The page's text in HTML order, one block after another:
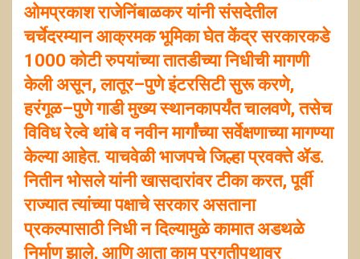
ओमप्रकाश राजेनिंबाळकर यांनी संसदेतील
चर्चेदरम्यान आक्रमक भूमिका घेत केंद्र सरकारकडे
1000 कोटी रुपयांच्या तातडीच्या निधीची मागणी
केली असून, लातूर–पुणे इंटरसिटी सुरू करणे,
हरंगूळ–पुणे गाडी मुख्य स्थानकापर्यंत चालवणे, तसेच
विविध रेल्वे थांबे व नवीन मार्गांच्या सर्वेक्षणाच्या मागण्या
केल्या आहेत. याचवेळी भाजपचे जिल्हा प्रवक्ते ॲड.
नितीन भोसले यांनी खासदारांवर टीका करत, पूर्वी
राज्यात त्यांच्या पक्षाचे सरकार असताना
प्रकल्पासाठी निधी न दिल्यामुळे कामात अडथळे
निर्माण झाले, आणि आता काम प्रगतीपथावर